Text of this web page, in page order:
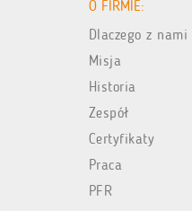
O FIRMIE:
Dlaczego z nami
Misja
Historia
Zespół
Certyfikaty
Praca
PFR